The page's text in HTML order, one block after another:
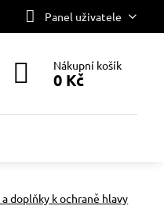
Panel uživatele
Nákupní košík
0 Kč
doplňky k ochraně hlavy